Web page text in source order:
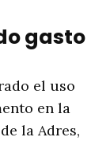
gasto
el uso
en la
la Adres,